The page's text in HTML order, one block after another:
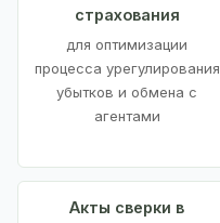
страхования
для оптимизации
процесса урегулирования
убытков и обмена с
агентами
Акты сверки в